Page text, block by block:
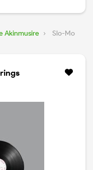
Akinmusire ›
Slo-Mo